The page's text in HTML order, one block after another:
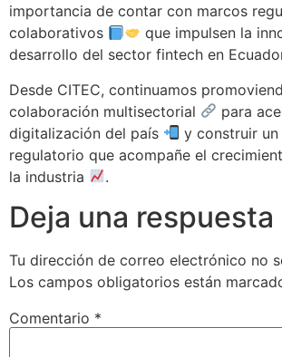
importancia de contar con marcos
colaborativos
que impulsen la
desarrollo del sector fintech en
Desde CITEC, continuamos
colaboración multisectorial
para
digitalización del país
y construir
regulatorio que acompañe el
la industria
.
Deja una respuesta
Tu dirección de correo electrónico no
Los campos obligatorios están
Comentario *